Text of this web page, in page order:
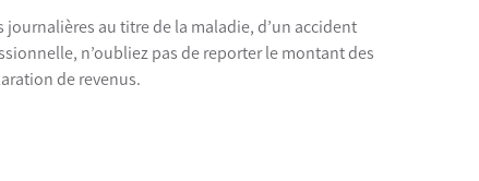
journalières au titre de la maladie, d’un accident
n’oubliez pas de reporter le montant des
de revenus.